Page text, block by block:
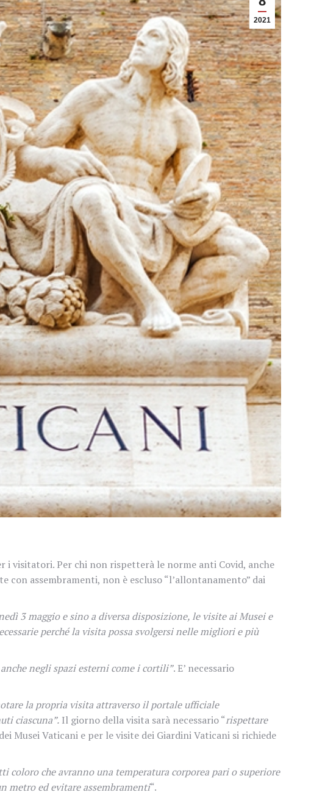
2021
i visitatori. Per chi non rispetterà le norme anti Covid, anche
con assembramenti, non è escluso “l’allontanamento” dai
3 maggio e sino a diversa disposizione, le visite ai Musei e
perché la visita possa svolgersi nelle migliori e più
negli spazi esterni come i cortili”. E’ necessario
la propria visita attraverso il portale ufficiale
ciascuna”. Il giorno della visita sarà necessario “rispettare
Musei Vaticani e per le visite dei Giardini Vaticani si richiede
coloro che avranno una temperatura corporea pari o superiore
metro ed evitare assembramenti“.